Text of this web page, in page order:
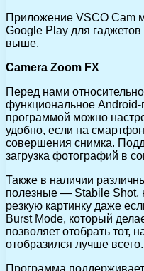
Приложение VSCO Cam
Google Play для
выше.
Camera Zoom FX
Перед нами
функциональное
программой можно
удобно, если на
совершения снимка.
загрузка фотографий в
Также в наличии
полезные — Stabile Shot,
резкую картинку даже
Burst Mode, который
позволяет отобрать тот,
отобразился лучше всего.
Программа